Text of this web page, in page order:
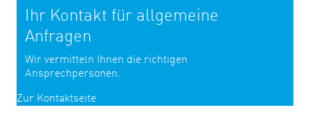
Ihr Kontakt für allgemeine
Anfragen
Wir vermitteln Ihnen die richtigen
Ansprechpersonen.
Zur Kontaktseite